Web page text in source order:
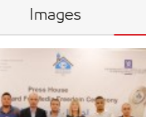
Images